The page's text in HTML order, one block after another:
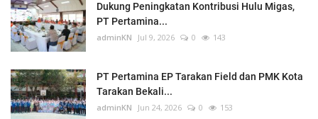
Dukung Peningkatan Kontribusi Hulu Migas,
PT Pertamina...
adminKN Jul 9, 2026 0 143
PT Pertamina EP Tarakan Field dan PMK Kota
Tarakan Bekali...
adminKN Jun 24, 2026 0 153